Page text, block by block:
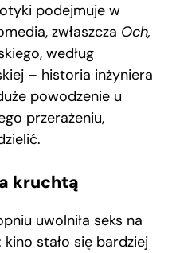
podejmuje w
zwłaszcza Och,
według
– historia inżyniera
powodzenie u
przerażeniu,
a kruchtą
uwolniła seks na
stało się bardziej